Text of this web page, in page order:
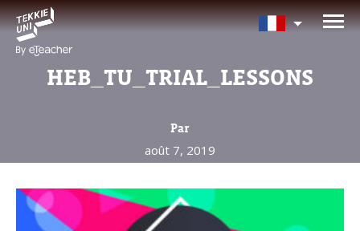
HEB_TU_TRIAL_LESSONS
Par
août 7, 2019
Avez-vous besoin d'aide pour
choisir votre cours?
Nom complet d'un parent